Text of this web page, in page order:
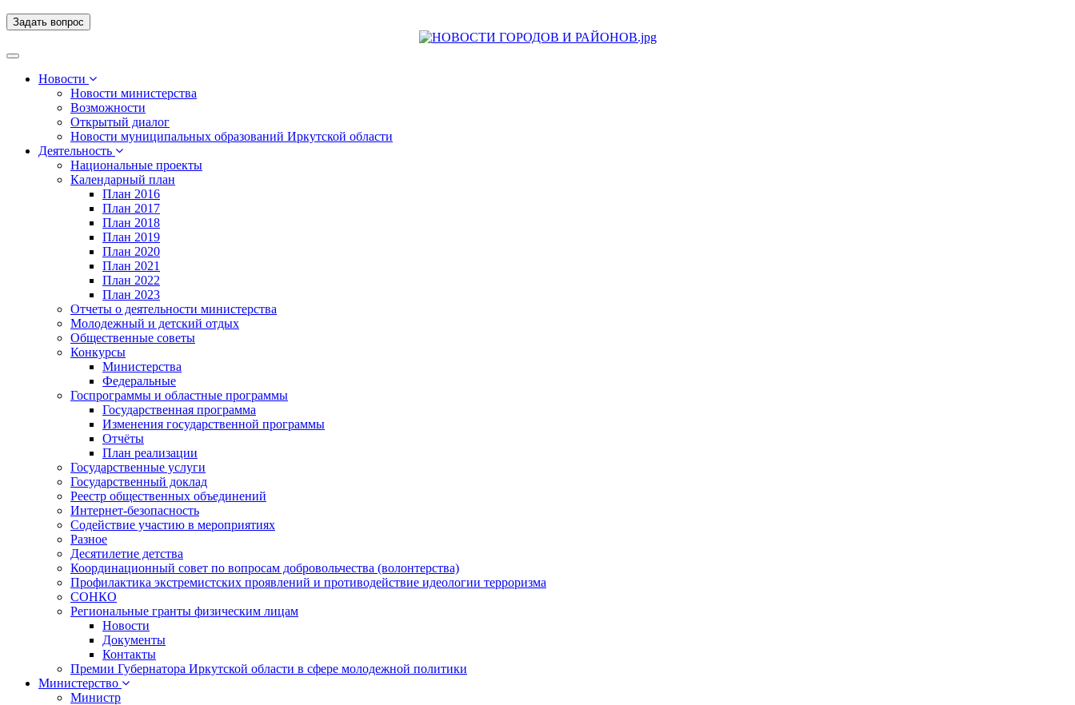
Задать вопрос
Toggle
navigationНовости
Новости министерства
Возможности
Открытый диалог
Новости муниципальных образований Иркутской области
Деятельность
Национальные проекты
Календарный план
План 2016
План 2017
План 2018
План 2019
План 2020
План 2021
План 2022
План 2023
Отчеты о деятельности министерства
Молодежный и детский отдых
Общественные советы
Конкурсы
Министерства
Федеральные
Госпрограммы и областные программы
Государственная программа
Изменения государственной программы
Отчёты
План реализации
Государственные услуги
Государственный доклад
Реестр общественных объединений
Интернет-безопасность
Содействие участию в мероприятиях
Разное
Десятилетие детства
Координационный совет по вопросам добровольчества (волонтерства)
Профилактика экстремистских проявлений и противодействие идеологии терроризма
СОНКО
Региональные гранты физическим лицам
Новости
Документы
Контакты
Премии Губернатора Иркутской области в сфере молодежной политики
Министерство
Министр